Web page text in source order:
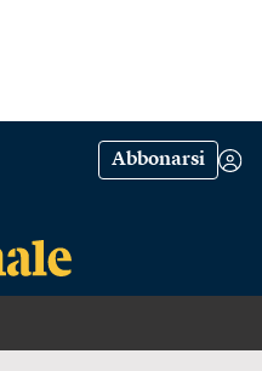
Abbonarsi